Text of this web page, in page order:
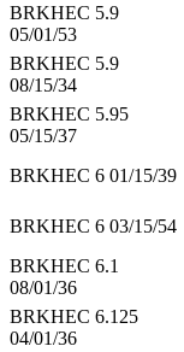
BRKHEC 5.9
05/01/53
BRKHEC 5.9
08/15/34
BRKHEC 5.95
05/15/37
BRKHEC 6 01/15/39
BRKHEC 6 03/15/54
BRKHEC 6.1
08/01/36
BRKHEC 6.125
04/01/36